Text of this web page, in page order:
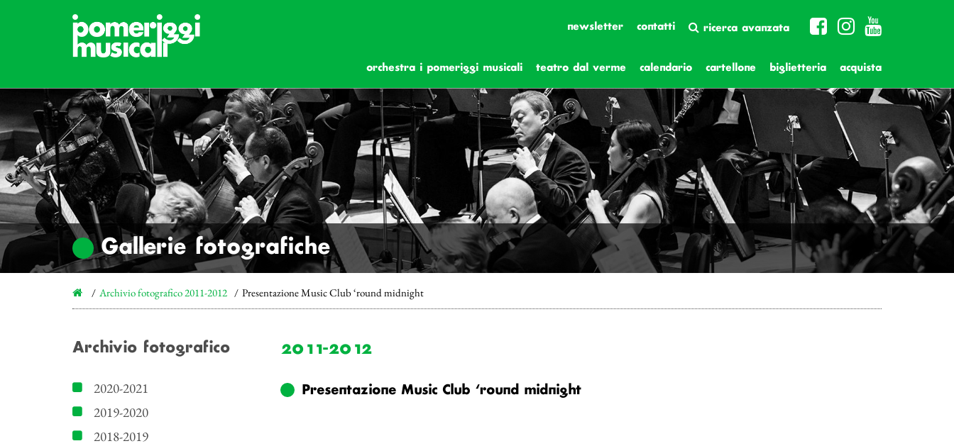
newsletter contatti ricerca avanzata
orchestra i pomeriggi musicali teatro dal verme calendario cartellone biglietteria acquista
Gallerie fotografiche
Archivio fotografico 2011-2012 Presentazione Music Club ‘round midnight
Archivio fotografico
2020-2021
2019-2020
2018-2019
2011-2012
Presentazione Music Club ‘round midnight